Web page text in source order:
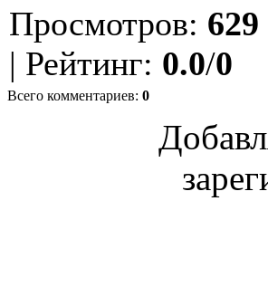
Просмотров: 629
| Рейтинг: 0.0/0
Всего комментариев: 0